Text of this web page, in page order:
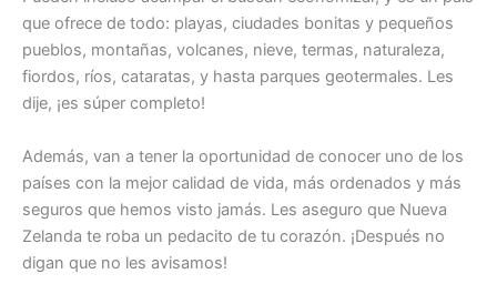
que ofrece de todo: playas, ciudades bonitas y pequeños
pueblos, montañas, volcanes, nieve, termas, naturaleza,
fiordos, ríos, cataratas, y hasta parques geotermales. Les
dije, ¡es súper completo!
Además, van a tener la oportunidad de conocer uno de los
países con la mejor calidad de vida, más ordenados y más
seguros que hemos visto jamás. Les aseguro que Nueva
Zelanda te roba un pedacito de tu corazón. ¡Después no
digan que no les avisamos!